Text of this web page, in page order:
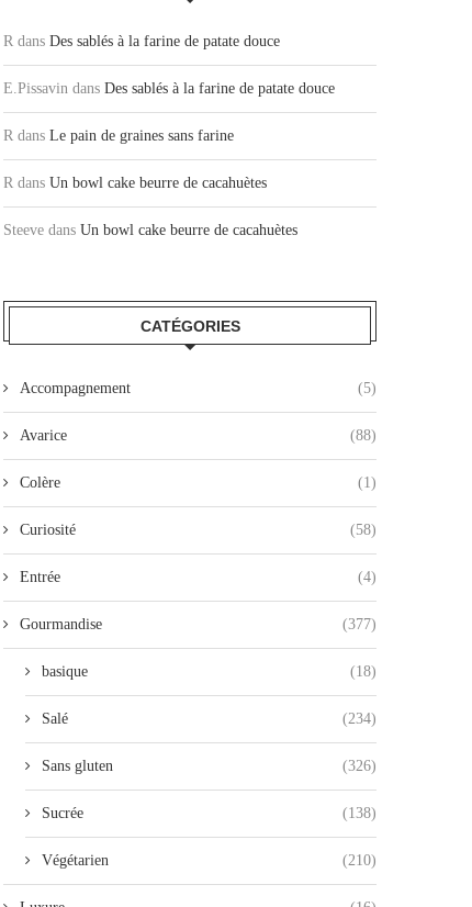
R dans Des sablés à la farine de patate douce
E.Pissavin dans Des sablés à la farine de patate douce
R dans Le pain de graines sans farine
R dans Un bowl cake beurre de cacahuètes
Steeve dans Un bowl cake beurre de cacahuètes
CATÉGORIES
Accompagnement (5)
Avarice (88)
Colère (1)
Curiosité (58)
Entrée (4)
Gourmandise (377)
basique (18)
Salé (234)
Sans gluten (326)
Sucrée (138)
Végétarien (210)